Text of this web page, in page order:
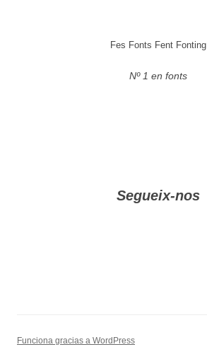
Fes Fonts Fent Fonting
Nº 1 en fonts
Segueix-nos
Funciona gracias a WordPress